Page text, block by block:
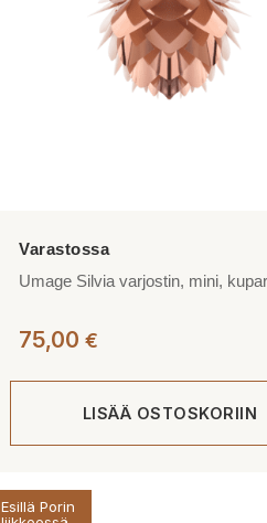
Umage Silvia varjostin, mini,
75,00 €
LISÄÄ OSTOSKORIIN
Esillä Porin